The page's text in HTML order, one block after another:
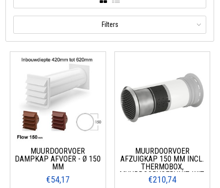
Filters
MUURDOORVOER
DAMPKAP AFVOER - Ø 150
MM
€54,17
MUURDOORVOER
AFZUIGKAP 150 MM INCL.
THERMOBOX,
MUURDOORVOERUNIT, WIT,
ROESTVRIJ STAAL
€210,74